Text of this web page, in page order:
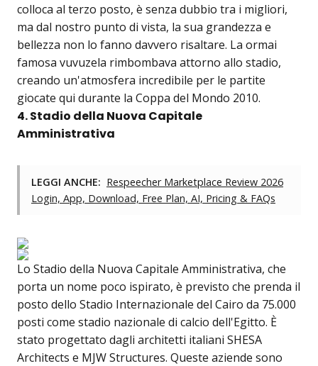
colloca al terzo posto, è senza dubbio tra i migliori,
ma dal nostro punto di vista, la sua grandezza e
bellezza non lo fanno davvero risaltare. La ormai
famosa vuvuzela rimbombava attorno allo stadio,
creando un'atmosfera incredibile per le partite
giocate qui durante la Coppa del Mondo 2010.
4. Stadio della Nuova Capitale
Amministrativa
LEGGI ANCHE: Respeecher Marketplace Review 2026
Login, App, Download, Free Plan, AI, Pricing & FAQs
Lo Stadio della Nuova Capitale Amministrativa, che
porta un nome poco ispirato, è previsto che prenda il
posto dello Stadio Internazionale del Cairo da 75.000
posti come stadio nazionale di calcio dell'Egitto. È
stato progettato dagli architetti italiani SHESA
Architects e MJW Structures. Queste aziende sono